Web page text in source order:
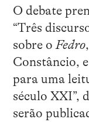
O debate
“Três
sobre o Fedro
Constâncio,
para uma
século XXI”,
serão